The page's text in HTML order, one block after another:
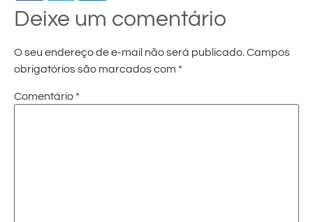
Deixe um comentário
O seu endereço de e-mail não será publicado. Campos
obrigatórios são marcados com *
Comentário *